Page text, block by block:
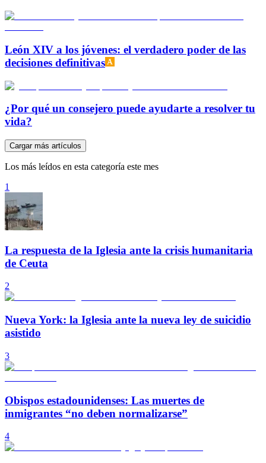
León XIV a los jóvenes: el verdadero poder de las
decisiones definitivas
¿Por qué un consejero puede ayudarte a resolver tu
vida?
Cargar más artículos
Los más leídos en esta categoría este mes
1
La respuesta de la Iglesia ante la crisis humanitaria
de Ceuta
2
Nueva York: la Iglesia ante la nueva ley de suicidio
asistido
3
Obispos estadounidenses: Las muertes de
inmigrantes “no deben normalizarse”
4